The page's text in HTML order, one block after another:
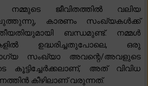
നമ്മുടെ ജീവിതത്തിൽ വലിയ
കാരണം സംഖ്യകൾക്ക്
ബന്ധമുണ്ട്. നമ്മൾ
ഉദ്ധരിച്ചതുപോലെ, ഒരു
സംഖ്യാ അവന്റെ/അവളുടെ
കൂട്ടിച്ചേർക്കലാണ്, അത് വിവിധ
കീഴിലാണ് വരുന്നത്.